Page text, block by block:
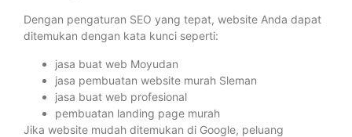
Dengan pengaturan SEO yang tepat, website Anda dapat
ditemukan dengan kata kunci seperti:
jasa buat web Moyudan
jasa pembuatan website murah Sleman
jasa buat web profesional
pembuatan landing page murah
Jika website mudah ditemukan di Google, peluang